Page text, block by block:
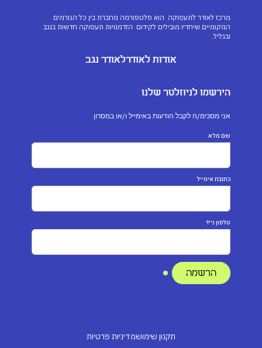
מרכז לאודר לתעסוקה הוא פלטפורמה מחברת בין כל הגורמים
המקומיים שיחדיו מובילים לקידום הזדמנויות תעסוקה חדשות בנגב
ובגליל.
אודות לאודרלאודר נגב
הירשמו לניוזלטר שלנו
אני מסכימ/ה לקבל הודעות באימייל ו/או במסרון
שם מלא
כתובת אימייל
טלפון נייד
תקנון שימושמדיניות פרטיות